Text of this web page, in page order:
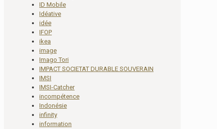
ID Mobile
Idéative
idée
IFOP
ikea
image
Imago Tori
IMPACT SOCIETAT DURABLE SOUVERAIN
IMSI
IMSI-Catcher
incompétence
Indonésie
infinity
information